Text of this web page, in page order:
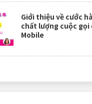
Giới thiệu về cước
chất lượng cuộc gọi
Mobile